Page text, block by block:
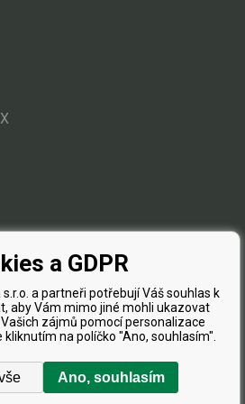
a GDPR
a partneři potřebují Váš souhlas k
aby Vám mimo jiné mohli ukazovat
zájmů pomocí personalizace
na políčko "Ano, souhlasím".
Ano, souhlasím